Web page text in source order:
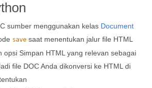
sumber menggunakan kelas Document
save saat menentukan jalur file HTML
opsi Simpan HTML yang relevan sebagai
file DOC Anda dikonversi ke HTML di